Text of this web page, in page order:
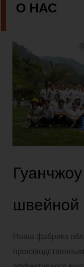
О НАС
швейной
Наша фабрика